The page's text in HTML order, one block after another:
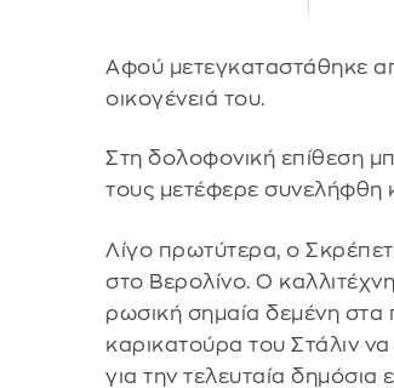
Αφού μετεγκαταστάθηκε
οικογένειά του.
Στη δολοφονική επίθεση
τους μετέφερε συνελήφθη
Λίγο πρωτύτερα, ο
στο Βερολίνο. Ο
ρωσική σημαία δεμένη στα
καρικατούρα του Στάλιν να
για την τελευταία δημόσια